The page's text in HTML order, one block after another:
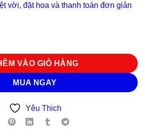
vời, đặt hoa và thanh toán đơn giản
số lượng
VÀO GIỎ HÀNG
MUA NGAY
Yêu Thich